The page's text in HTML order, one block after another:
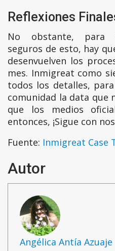
Reflexiones
No obstante, para
seguros de esto, hay
desenvuelven los
mes. Inmigreat como
todos los detalles,
comunidad la data que
que los medios
entonces, ¡Sigue con
Fuente: Inmigreat Case
Autor
Angélica Antía Azuaje